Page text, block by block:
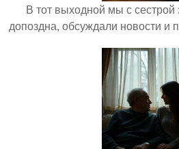
В тот выходной мы с сестрой
допоздна, обсуждали новости и